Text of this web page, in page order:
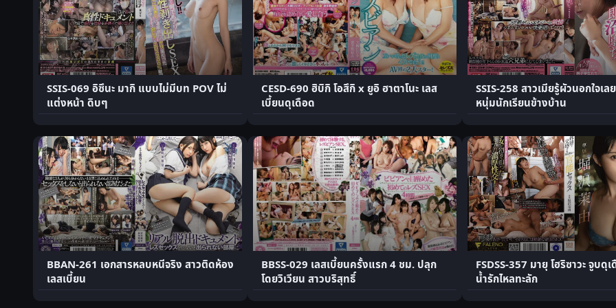
SSIS-069 อิซึนะ มากิ แบบไม่มีบท POV ไม่
แต่งหน้า ดิบๆ
CESD-690 ฮิบิกิ โอสึกิ x ยูอิ ฮาตาโนะ เลส
เบี้ยนดุเดือด
SSIS-258 สาวเมียรู้ผัวนอกใจเ
หนุ่มนักเรียนข้างบ้าน
BBAN-261 เอกสารหลบหนีจริง สาวติดห้อง
เลสเบี้ยน
BBSS-029 เลสเบี้ยนครั้งแรก 4 ชม. ปลุก
โดยวิเวียน สาวบริสุทธิ์
FSDSS-357 มายุ โฮริซาวะ จูบดุ
น้ำรักไหลทะลัก